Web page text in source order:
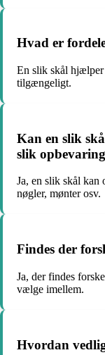
Hvad er
En slik skål hjælper
tilgængeligt.
Kan en slik
slik
Ja, en slik skål kan
nøgler, mønter osv.
Findes der
Ja, der findes
vælge imellem.
Hvordan